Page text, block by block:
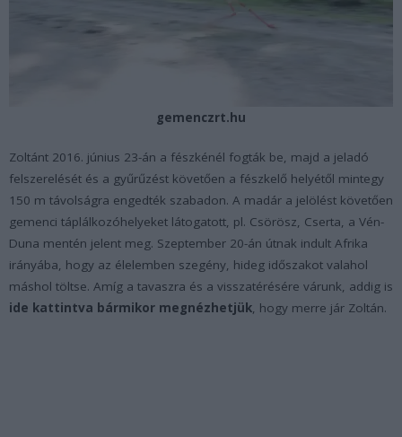
gemenczrt.hu
Zoltánt 2016. június 23-án a fészkénél fogták be, majd a jeladó
felszerelését és a gyűrűzést követően a fészkelő helyétől mintegy
150 m távolságra engedték szabadon. A madár a jelölést követően
gemenci táplálkozóhelyeket látogatott, pl. Csörösz, Cserta, a Vén-
Duna mentén jelent meg. Szeptember 20-án útnak indult Afrika
irányába, hogy az élelemben szegény, hideg időszakot valahol
máshol töltse. Amíg a tavaszra és a visszatérésére várunk, addig is
ide kattintva bármikor megnézhetjük, hogy merre jár Zoltán.